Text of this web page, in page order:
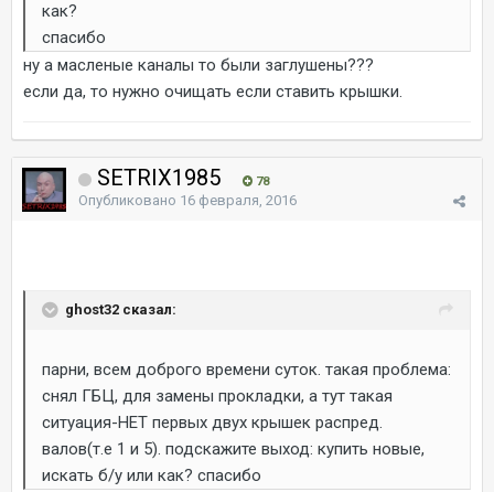
как?
спасибо
ну а масленые каналы то были заглушены???
если да, то нужно очищать если ставить крышки.
SETRIX1985 78
Опубликовано 16 февраля, 2016
ghost32 сказал:
парни, всем доброго времени суток. такая проблема:
снял ГБЦ, для замены прокладки, а тут такая
ситуация-НЕТ первых двух крышек распред.
валов(т.е 1 и 5). подскажите выход: купить новые,
искать б/у или как? спасибо